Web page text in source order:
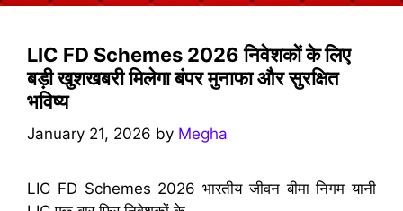
LIC FD Schemes 2026 निवेशकों के लिए
बड़ी खुशखबरी मिलेगा बंपर मुनाफा और सुरक्षित
भविष्य
January 21, 2026 by Megha
LIC FD Schemes 2026 भारतीय जीवन बीमा निगम यानी